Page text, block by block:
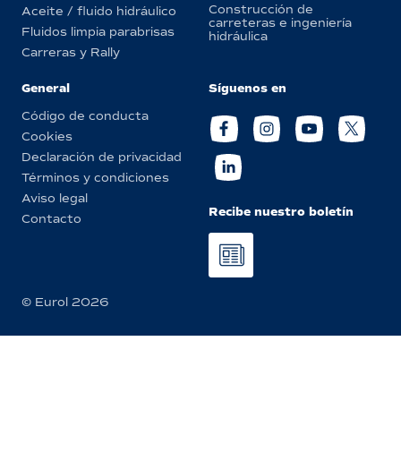
Aceite / fluido hidráulico
Fluidos limpia parabrisas
Carreras y Rally
Construcción de
carreteras e ingeniería
hidráulica
General
Código de conducta
Cookies
Declaración de privacidad
Términos y condiciones
Aviso legal
Contacto
Síguenos en
Recibe nuestro boletín
© Eurol 2026